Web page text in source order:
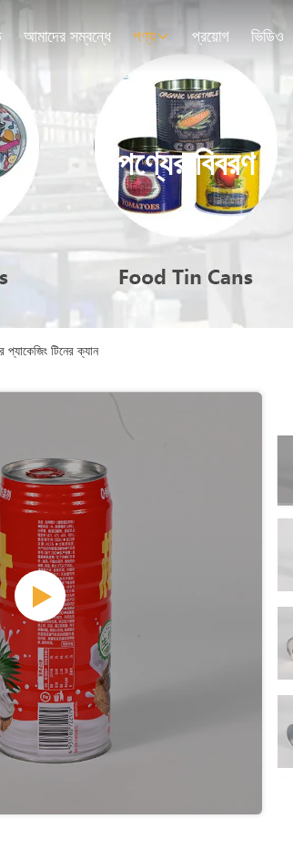
আমাদের সম্বন্ধে পণ্য প্রয়োগ ভিডিও
পণ্যের বিবরণ
প্যাকেজিং টিনের ক্যান